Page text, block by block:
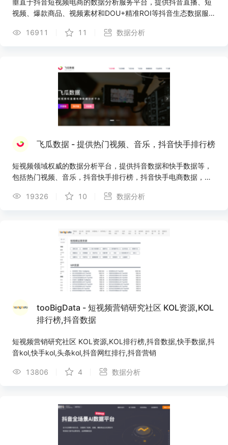
垂直于抖音短视频电商的数据分析服务平台，提供抖音直播、短
视频、爆款商品、视频素材和DOU+精准ROI等抖音生态数据服
一站式数据解决方案。
16911 11 数据分析
飞瓜数据 - 提供热门视频、音乐，抖音快手排行榜
短视频领域权威的数据分析平台，提供抖音数据和快手数据等，
包括热门视频、音乐，抖音快手排行榜，抖音快手电商数据，视
19326
10 数据分析
tooBigData - 短视频营销研究社区 KOL资源,KOL
排行榜,抖音数据
短视频营销研究社区 KOL资源,KOL排行榜,抖音数据,快手数据,抖
音kol,快手kol,头条kol,抖音网红排行,抖音营销
13806 4 数据分析